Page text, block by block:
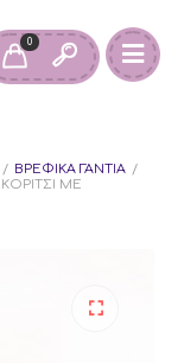
0
/ ΒΡΕΦΙΚΆ ΓΆΝΤΙΑ /
ΜΕ